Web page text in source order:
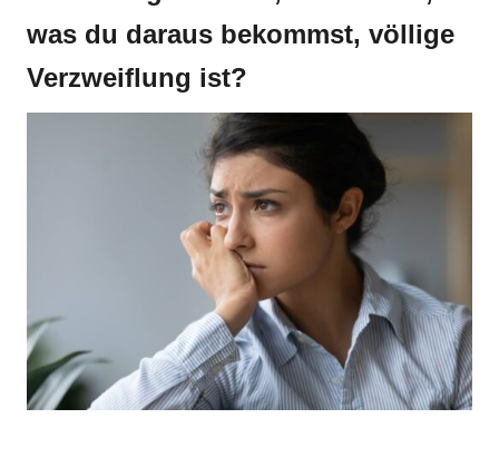
was du daraus bekommst, völlige
Verzweiflung ist?